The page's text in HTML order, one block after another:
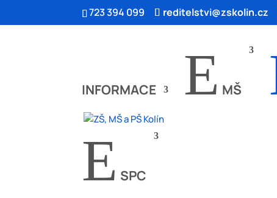
723 394 099 reditelstvi@zskolin.cz
INFORMACE E MŠ
E SPC
ÚVOD9
SPECIFIKUM VÝUKY